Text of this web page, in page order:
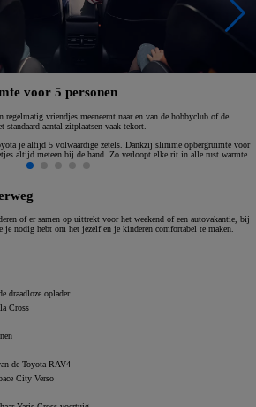
voor 5 personen
vriendjes meeneemt naar en van de hobbyclub of de
aantal zitplaatsen vaak tekort.
je altijd 5 volwaardige zetels. Dankzij slimme opbergruimte voor
altijd meteen bij de hand. Zo verloopt elke rit in alle rust.warmte
of er samen op uittrekt voor het weekend of een autovakantie, bij
je nodig hebt om het jezelf en je kinderen comfortabel te maken.